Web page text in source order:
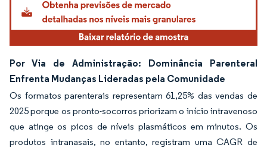
Por Via de Administração: Dominância Parenteral
Enfrenta Mudanças Lideradas pela Comunidade
Os formatos parenterais representam 61,25% das vendas de
2025 porque os pronto-socorros priorizam o início intravenoso
que atinge os picos de níveis plasmáticos em minutos. Os
produtos intranasais, no entanto, registram uma CAGR de